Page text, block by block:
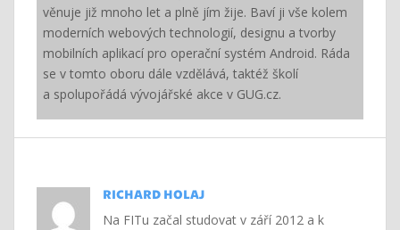
věnuje již mnoho let a plně jím žije. Baví ji vše kolem
moderních webových technologií, designu a tvorby
mobilních aplikací pro operační systém Android. Ráda
se v tomto oboru dále vzdělává, taktéž školí
a spolupořádá vývojářské akce v GUG.cz.
RICHARD HOLAJ
Na FITu začal studovat v září 2012 a k